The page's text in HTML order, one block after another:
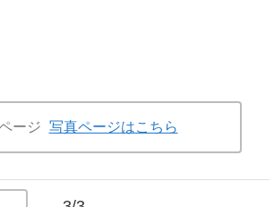
ージ 写真ページはこちら